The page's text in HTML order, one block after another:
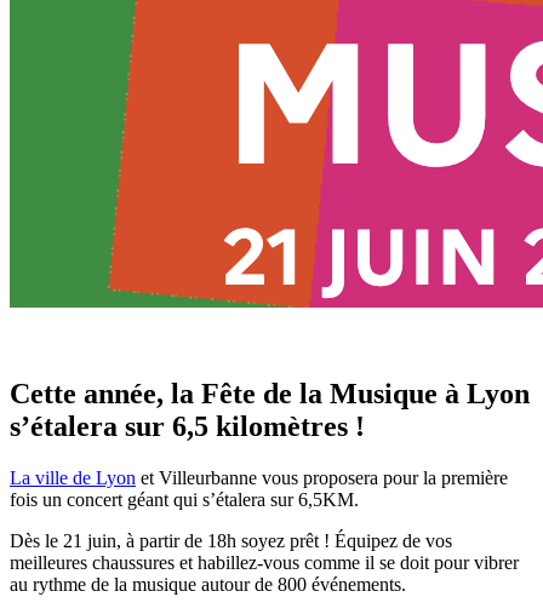
Cette année, la Fête de la Musique à Lyon
s’étalera sur 6,5 kilomètres !
La ville de Lyon et Villeurbanne vous proposera pour la première
fois un concert géant qui s’étalera sur 6,5KM.
Dès le 21 juin, à partir de 18h soyez prêt ! Équipez de vos
meilleures chaussures et habillez-vous comme il se doit pour vibrer
au rythme de la musique autour de 800 événements.